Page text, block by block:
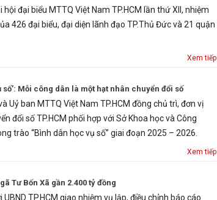
đại biểu MTTQ Việt Nam TP.HCM lần thứ XII, nhiệm
426 đại biểu, đại diện lãnh đạo TP.Thủ Đức và 21 quận
Xem tiếp
Mỗi công dân là một hạt nhân chuyển đổi số
Uỷ ban MTTQ Việt Nam TP.HCM đồng chủ trì, đơn vị
đổi số TP.HCM phối hợp với Sở Khoa học và Công
trào “Bình dân học vụ số” giai đoạn 2025 – 2026.
Xem tiếp
Tư Bốn Xã gần 2.400 tỷ đồng
UBND TP.HCM giao nhiệm vụ lập, điều chỉnh báo cáo